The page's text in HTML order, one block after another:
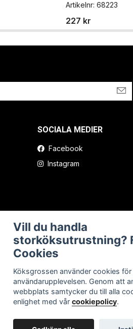
Artikelnr: 68223
227 kr
SOCIALA MEDIER
Facebook
Instagram
Vill du handla
storköksutrustning?
Cookies
Köksgrossen använder cookies
användarupplevelsen. Genom att
webbplats samtycker du till alla
enlighet med vårcookiepolicy.